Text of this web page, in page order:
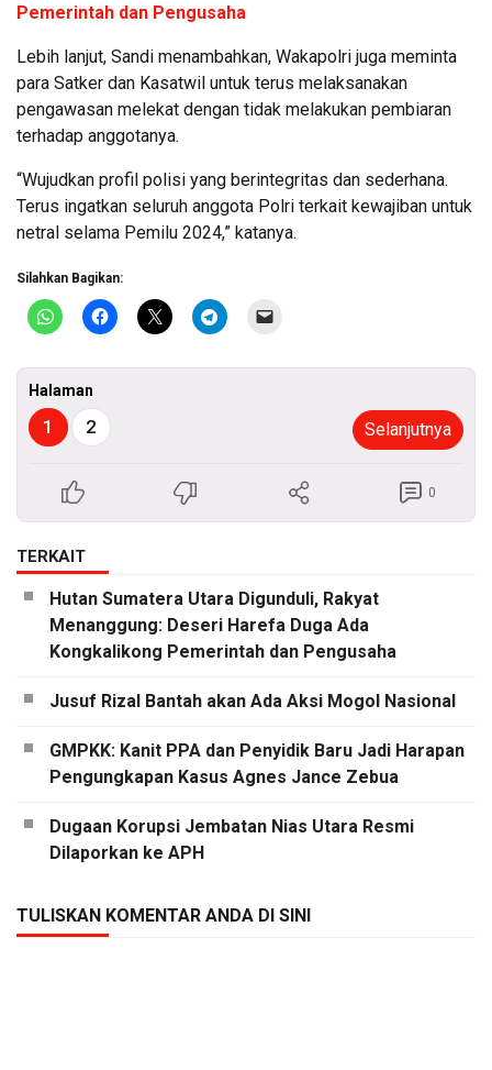
Pemerintah dan Pengusaha
Lebih lanjut, Sandi menambahkan, Wakapolri juga meminta
para Satker dan Kasatwil untuk terus melaksanakan
pengawasan melekat dengan tidak melakukan pembiaran
terhadap anggotanya.
“Wujudkan profil polisi yang berintegritas dan sederhana.
Terus ingatkan seluruh anggota Polri terkait kewajiban untuk
netral selama Pemilu 2024,” katanya.
Silahkan Bagikan:
Halaman
1 2 Selanjutnya
0
TERKAIT
Hutan Sumatera Utara Digunduli, Rakyat
Menanggung: Deseri Harefa Duga Ada
Kongkalikong Pemerintah dan Pengusaha
Jusuf Rizal Bantah akan Ada Aksi Mogol Nasional
GMPKK: Kanit PPA dan Penyidik Baru Jadi Harapan
Pengungkapan Kasus Agnes Jance Zebua
Dugaan Korupsi Jembatan Nias Utara Resmi
Dilaporkan ke APH
TULISKAN KOMENTAR ANDA DI SINI